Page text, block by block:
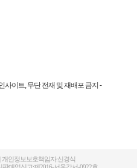
사이트, 무단 전재 및 재배포 금지 -
개인정보보호책임자:신경식